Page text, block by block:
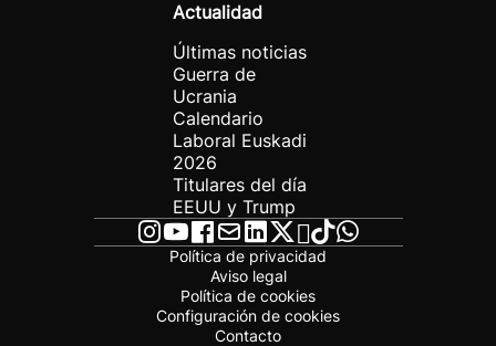
Actualidad
Últimas noticias
Guerra de
Ucrania
Calendario
Laboral Euskadi
2026
Titulares del día
EEUU y Trump
Política de privacidad
Aviso legal
Política de cookies
Configuración de cookies
Contacto